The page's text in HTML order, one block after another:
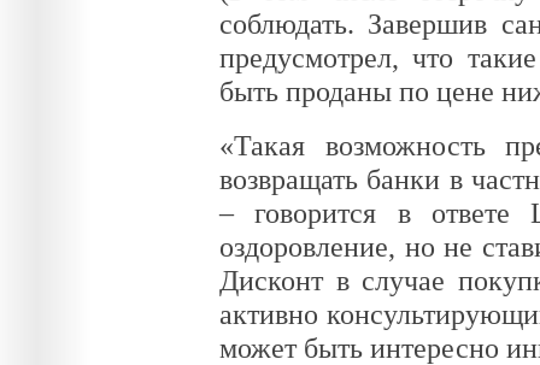
соблюдать. Завершив
предусмотрел, что
быть проданы по цене
«Такая возможность
возвращать банки в
– говорится в
оздоровление, но не
Дисконт в случае
активно
может быть интересно